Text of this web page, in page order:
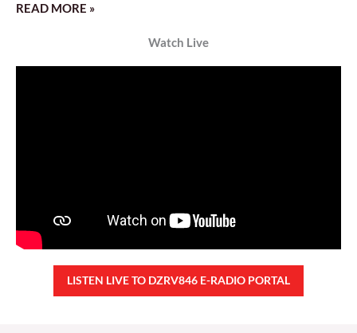
READ MORE »
Watch Live
LISTEN LIVE TO DZRV846 E-RADIO PORTAL